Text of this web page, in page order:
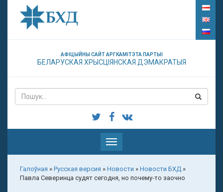
АФІЦЫЙНЫ САЙТ АРГКАМІТЭТА ПАРТЫІ
БЕЛАРУСКАЯ ХРЫСЦІЯНСКАЯ ДЭМАКРАТЫЯ
Паказаць
меню
Галоўная » Русская версия » Новости » Новости БХД »
Павла Северинца судят сегодня, но почему-то заочно